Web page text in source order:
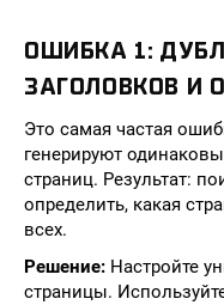
ОШИБКА 1:
ЗАГОЛОВКОВ И
Это самая частая
генерируют
страниц. Результат:
определить, какая
всех.
Решение: Настройте
страницы.